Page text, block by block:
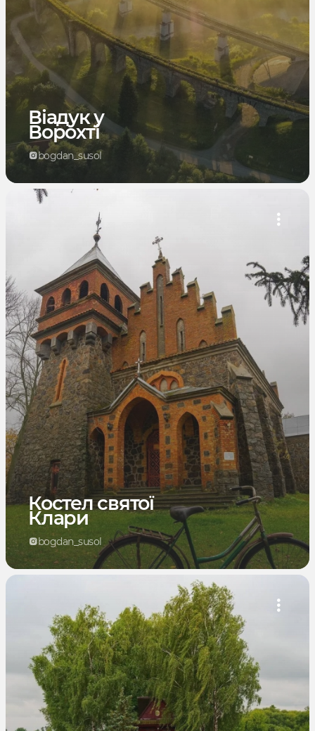
Віадук у
Ворохті
bogdan_susol
Костел святої
Клари
bogdan_susol